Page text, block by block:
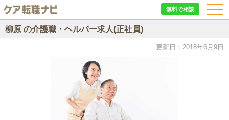
無料で相談
柳原 の介護職・ヘルパー求人(正社員)
更新日：2018年6月9日